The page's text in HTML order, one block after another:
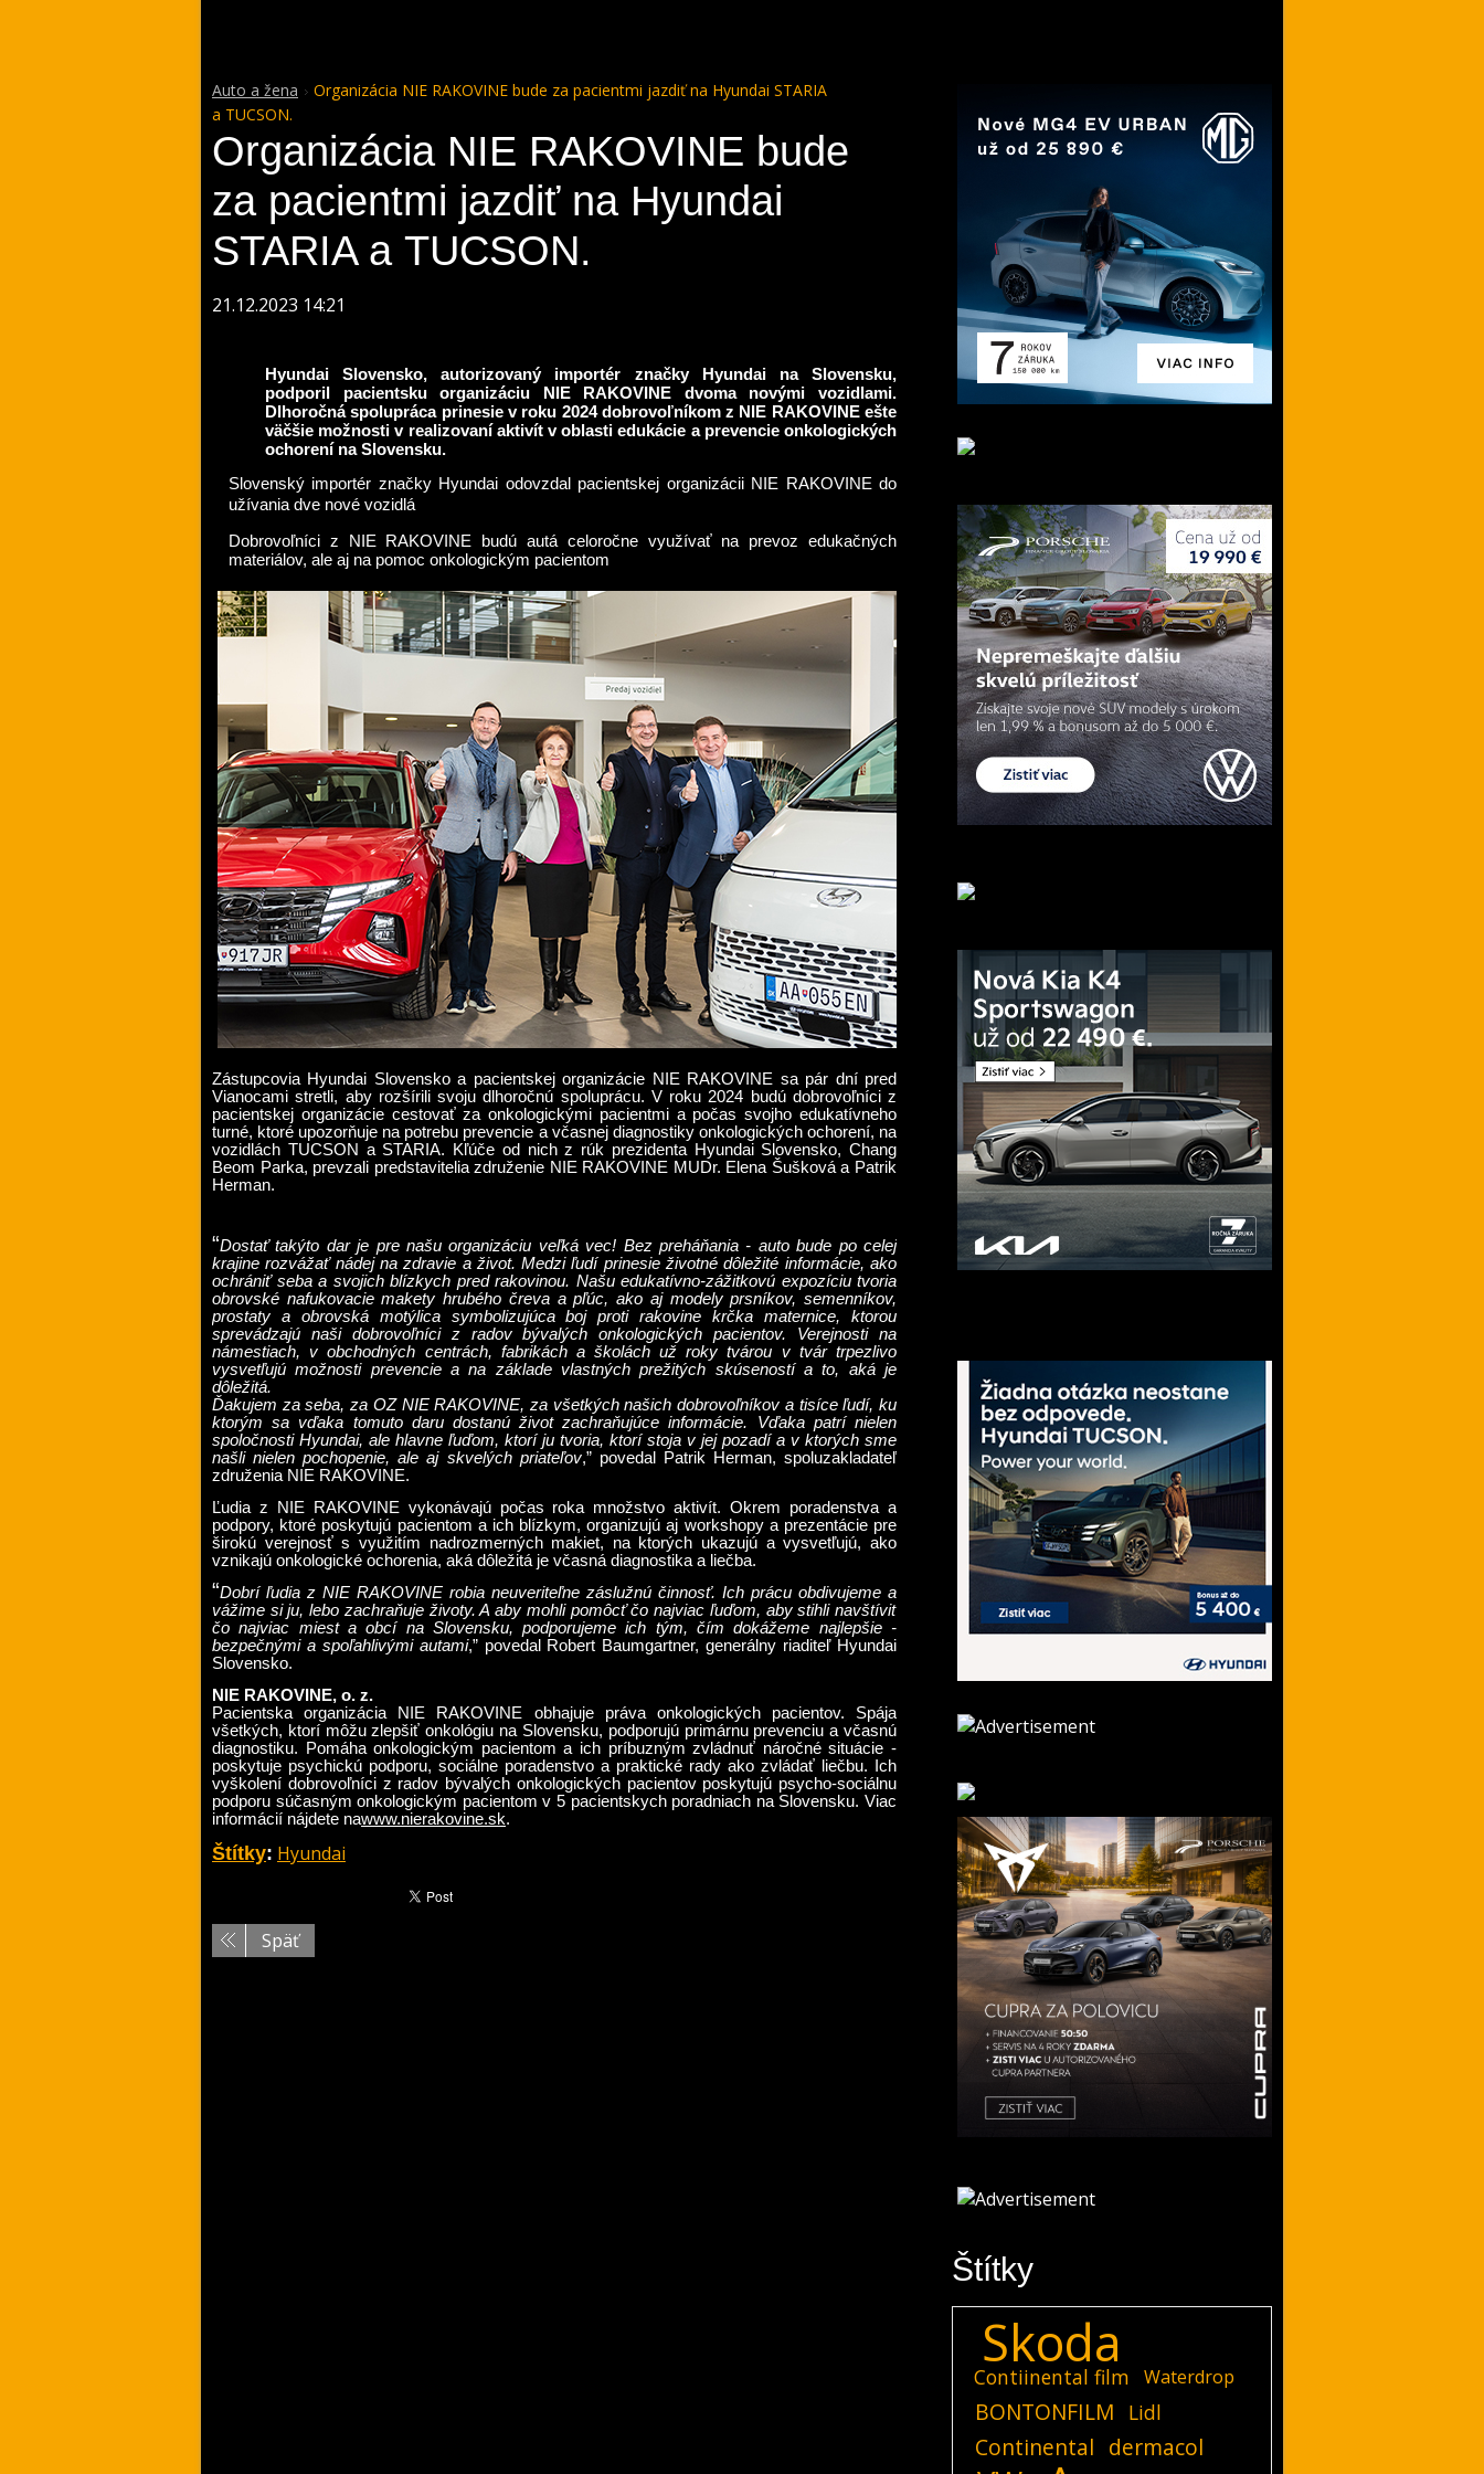
Auto a žena
Organizácia NIE RAKOVINE bude za pacientmi jazdiť na Hyundai STARIA
a TUCSON.
Organizácia NIE RAKOVINE bude
za pacientmi jazdiť na Hyundai
STARIA a TUCSON.
21.12.2023 14:21
Hyundai Slovensko, autorizovaný importér značky Hyundai na Slovensku,
podporil pacientsku organizáciu NIE RAKOVINE dvoma novými vozidlami.
Dlhoročná spolupráca prinesie v roku 2024 dobrovoľníkom z NIE RAKOVINE ešte
väčšie možnosti v realizovaní aktivít v oblasti edukácie a prevencie onkologických
ochorení na Slovensku.
Slovenský importér značky Hyundai odovzdal pacientskej organizácii NIE RAKOVINE do
užívania dve nové vozidlá
Dobrovoľníci z NIE RAKOVINE budú autá celoročne využívať na prevoz edukačných
materiálov, ale aj na pomoc onkologickým pacientom
Zástupcovia Hyundai Slovensko a pacientskej organizácie NIE RAKOVINE sa pár dní pred
Vianocami stretli, aby rozšírili svoju dlhoročnú spoluprácu. V roku 2024 budú dobrovoľníci z
pacientskej organizácie cestovať za onkologickými pacientmi a počas svojho edukatívneho
turné, ktoré upozorňuje na potrebu prevencie a včasnej diagnostiky onkologických ochorení, na
vozidlách TUCSON a STARIA. Kľúče od nich z rúk prezidenta Hyundai Slovensko, Chang
Beom Parka, prevzali predstavitelia združenie NIE RAKOVINE MUDr. Elena Šušková a Patrik
Herman.
“Dostať takýto dar je pre našu organizáciu veľká vec! Bez preháňania - auto bude po celej
krajine rozvážať nádej na zdravie a život. Medzi ľudí prinesie životné dôležité informácie, ako
ochrániť seba a svojich blízkych pred rakovinou. Našu edukatívno-zážitkovú expozíciu tvoria
obrovské nafukovacie makety hrubého čreva a pľúc, ako aj modely prsníkov, semenníkov,
prostaty a obrovská motýlica symbolizujúca boj proti rakovine krčka maternice, ktorou
sprevádzajú naši dobrovoľníci z radov bývalých onkologických pacientov. Verejnosti na
námestiach, v obchodných centrách, fabrikách a školách už roky tvárou v tvár trpezlivo
vysvetľujú možnosti prevencie a na základe vlastných prežitých skúseností a to, aká je
dôležitá.
Ďakujem za seba, za OZ NIE RAKOVINE, za všetkých našich dobrovoľníkov a tisíce ľudí, ku
ktorým sa vďaka tomuto daru dostanú život zachraňujúce informácie. Vďaka patrí nielen
spoločnosti Hyundai, ale hlavne ľuďom, ktorí ju tvoria, ktorí stoja v jej pozadí a v ktorých sme
našli nielen pochopenie, ale aj skvelých priateľov,” povedal Patrik Herman, spoluzakladateľ
združenia NIE RAKOVINE.
Ľudia z NIE RAKOVINE vykonávajú počas roka množstvo aktivít. Okrem poradenstva a
podpory, ktoré poskytujú pacientom a ich blízkym, organizujú aj workshopy a prezentácie pre
širokú verejnosť s využitím nadrozmerných makiet, na ktorých ukazujú a vysvetľujú, ako
vznikajú onkologické ochorenia, aká dôležitá je včasná diagnostika a liečba.
“Dobrí ľudia z NIE RAKOVINE robia neuveriteľne záslužnú činnosť. Ich prácu obdivujeme a
vážime si ju, lebo zachraňuje životy. A aby mohli pomôcť čo najviac ľuďom, aby stihli navštíviť
čo najviac miest a obcí na Slovensku, podporujeme ich tým, čím dokážeme najlepšie -
bezpečnými a spoľahlivými autami,” povedal Robert Baumgartner, generálny riaditeľ Hyundai
Slovensko.
NIE RAKOVINE, o. z.
Pacientska organizácia NIE RAKOVINE obhajuje práva onkologických pacientov. Spája
všetkých, ktorí môžu zlepšiť onkológiu na Slovensku, podporujú primárnu prevenciu a včasnú
diagnostiku. Pomáha onkologickým pacientom a ich príbuzným zvládnuť náročné situácie -
poskytuje psychickú podporu, sociálne poradenstvo a praktické rady ako zvládať liečbu. Ich
vyškolení dobrovoľníci z radov bývalých onkologických pacientov poskytujú psycho-sociálnu
podporu súčasným onkologickým pacientom v 5 pacientskych poradniach na Slovensku. Viac
informácií nájdete nawww.nierakovine.sk.
Štítky: Hyundai
Späť
Štítky
Skoda
Contiinental film Waterdrop
BONTONFILM Lidl
Continental dermacol